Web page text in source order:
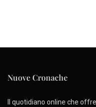
Nuove Cronache
Il quotidiano online che